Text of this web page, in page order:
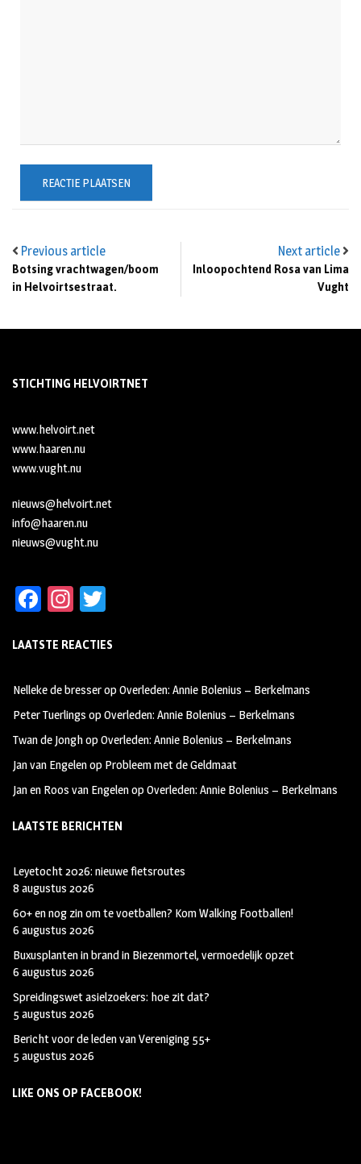
Previous article
Botsing vrachtwagen/boom
in Helvoirtsestraat.
Next article
Inloopochtend Rosa van Lima
Vught
STICHTING HELVOIRTNET
www.helvoirt.net
www.haaren.nu
www.vught.nu
nieuws@helvoirt.net
info@haaren.nu
nieuws@vught.nu
Fa
b
oo
k
In
ag
m
tt
LAATSTE REACTIES
Nelleke de bresseropOverleden: Annie Bolenius – Berkelmans
Peter Tuerlings opOverleden: Annie Bolenius – Berkelmans
Twan de JonghopOverleden: Annie Bolenius – Berkelmans
Jan van Engelenop Probleem met de Geldmaat
Jan en Roos van EngelenopOverleden: Annie Bolenius – Berkelmans
LAATSTE BERICHTEN
Leyetocht 2026: nieuwe fietsroutes
8 augustus 2026
60+ en nog zin om te voetballen? Kom Walking Footballen!
6 augustus 2026
Buxusplanten in brand in Biezenmortel, vermoedelijk opzet
6 augustus 2026
Spreidingswet asielzoekers: hoe zit dat?
5 augustus 2026
Bericht voor de leden van Vereniging 55+
5 augustus 2026
LIKE ONS OP FACEBOOK!